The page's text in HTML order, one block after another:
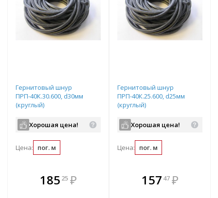
Гернитовый шнур
ПРП-40К.30.600, d30мм
(круглый)
Хорошая цена!
Цена: пог. м
185 25 ₽
В комплекте
всегда выгоднее!
Гернитовый шнур
ПРП-40К.25.600, d25мм
(круглый)
Хорошая цена!
Цена: пог. м
В комплекте
всегда выгоднее!
157 47 ₽